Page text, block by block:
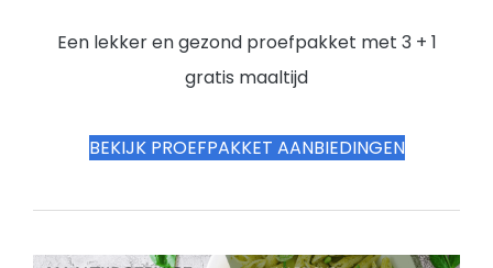
Een lekker en gezond proefpakket met 3 + 1
gratis maaltijd
BEKIJK PROEFPAKKET AANBIEDINGEN